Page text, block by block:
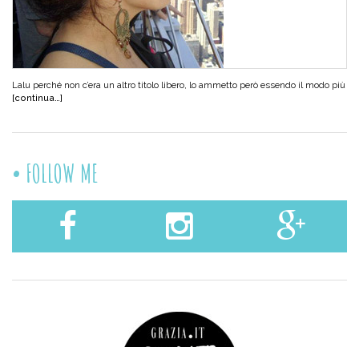
Lalu perché non c’era un altro titolo libero, lo ammetto però essendo il modo più
[continua…]
FOLLOW ME